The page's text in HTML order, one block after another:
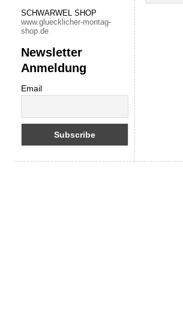
SCHWARWEL SHOP
www.gluecklicher-montag-
shop.de
Newsletter
Anmeldung
Email